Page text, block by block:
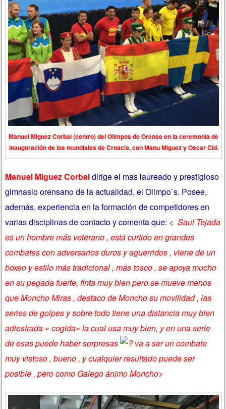
Manuel Miguez Corbal (centro) del Olimpos de Orense en la ceremonia de
inauguración de los mundiales de Croacia, con Manu Miguez y Oscar Cid.
Manuel Miguez Corbaldirige el mas laureado y prestigioso
gimnasio orensano de la actualidad, el Olimpo`s. Posee,
además, experiencia en la formación de competidores en
varias disciplinas de contacto y comenta que: < Saul Tejada
es un hombre más veterano , está curtido en grandes
combates con adversarios duros y aguerridos , viene de un
boxeo y estilo más tradicional , más tosco , se apoya mucho
en su pegada fuerte, finta muy bien pero se mueve menos
que Moncho Miras , destaco de Moncho su movilidad , las
series de golpes y sobre todo tiene una distancia muy bien
adiestrada » cogida» la cual usa muy bien, y en una serie
de esas puede haber sorpresas
va a ser un combate
muy vistoso , bueno , y cualquier resultado puede ser
posible , pero como Galego ánimo Moncho>